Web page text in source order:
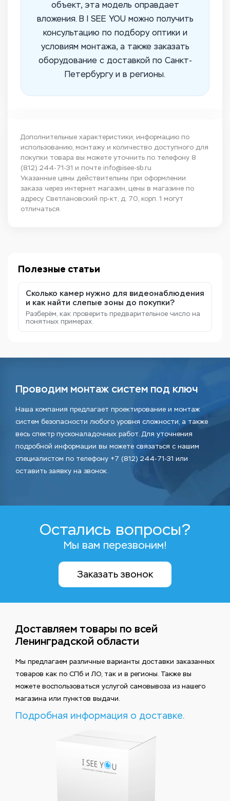
объект, эта модель оправдает
вложения. В I SEE YOU можно получить
консультацию по подбору оптики и
условиям монтажа, а также заказать
оборудование с доставкой по Санкт-
Петербургу и в регионы.
Дополнительные характеристики, информацию по
использованию, монтажу и количество доступного для
покупки товара вы можете уточнить по телефону 8
(812) 244-71-31 и почте info@isee-sb.ru
Указанные цены действительны при оформлении
заказа через интернет магазин, цены в магазине по
адресу Светлановский пр-кт, д. 70, корп. 1 могут
отличаться.
Полезные статьи
Сколько камер нужно для видеонаблюдения
и как найти слепые зоны до покупки?
Разберём, как проверить предварительное число на
понятных примерах.
Проводим монтаж систем под ключ
Наша компания предлагает проектирование и монтаж
систем безопасности любого уровня сложности, а также
весь спектр пусконаладочных работ. Для уточнения
подробной информации вы можете связаться с нашим
специалистом по телефону +7 (812) 244-71-31 или
оставить заявку на звонок.
Остались вопросы?
Мы вам перезвоним!
Заказать звонок
Доставляем товары по всей
Ленинградской области
Мы предлагаем различные варианты доставки заказанных
товаров как по СПб и ЛО, так и в регионы. Также вы
можете воспользоваться услугой самовывоза из нашего
магазина или пунктов выдачи.
Подробная информация о доставке.